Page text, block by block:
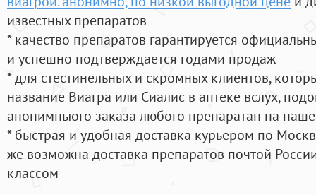
известных препаратов
* качество препаратов гарантируется
и успешно подтверждается годами продаж
* для стестинельных и скромных клиентов,
название Виагра или Сиалис в аптеке вслух,
анонимныого заказа любого препаратан на
* быстрая и удобная доставка курьером по
же возможна доставка препаратов почтой
классом